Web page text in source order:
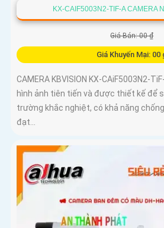
KX-CAIF5003N2-TIF-A CAMERA
Giá Bán: 00 ₫
Giá Khuyến Mại: 00
CAMERA KBVISION KX-CAiF5003N2-
hình ảnh tiên tiến và được thiết kế để
trường khắc nghiệt, có khả năng
đạt...